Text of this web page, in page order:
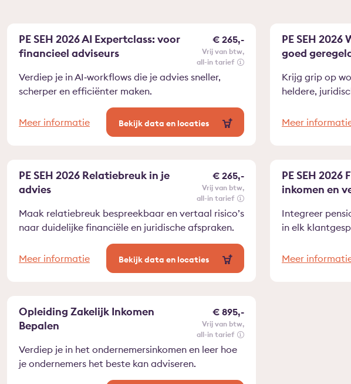
PE SEH 2026 AI Expertclass: voor
financieel adviseurs
€ 265,-
vrij van btw
all-in tarief
Verdiep je in AI‑workflows die je advies sneller,
scherper en efficiënter maken.
Meer informatie Bekijk data en locaties
PE SEH 2026
goed
Krijg grip op
heldere,
Meer
PE SEH 2026 Relatiebreuk in je
advies
€ 265,-
vrij van btw
all-in tarief
Maak relatiebreuk bespreekbaar en vertaal risico’s
naar duidelijke financiële en juridische afspraken.
Meer informatie Bekijk data en locaties
PE SEH
inkomen en
Integreer
in elk
Meer
Opleiding Zakelijk Inkomen
Bepalen
€ 895,-
vrij van btw
all-in tarief
Verdiep je in het ondernemersinkomen en leer hoe
je ondernemers het beste kan adviseren.